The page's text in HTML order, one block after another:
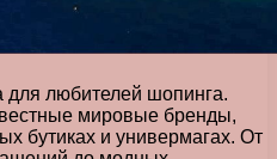
любителей шопинга.
мировые бренды,
бутиках и универмагах. От